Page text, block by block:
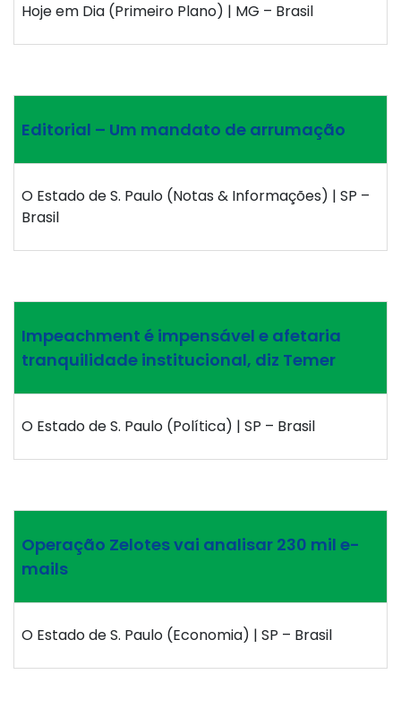
Hoje em Dia (Primeiro Plano) | MG – Brasil
Editorial – Um mandato de arrumação
O Estado de S. Paulo (Notas & Informações) | SP –
Brasil
Impeachment é impensável e afetaria
tranquilidade institucional, diz Temer
O Estado de S. Paulo (Política) | SP – Brasil
Operação Zelotes vai analisar 230 mil e-
mails
O Estado de S. Paulo (Economia) | SP – Brasil